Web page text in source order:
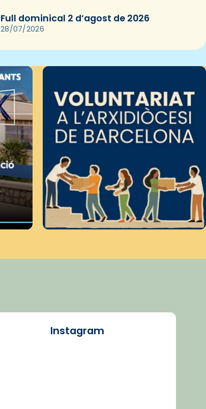
Full dominical 2 d’agost de 2026
28/07/2026
Instagram